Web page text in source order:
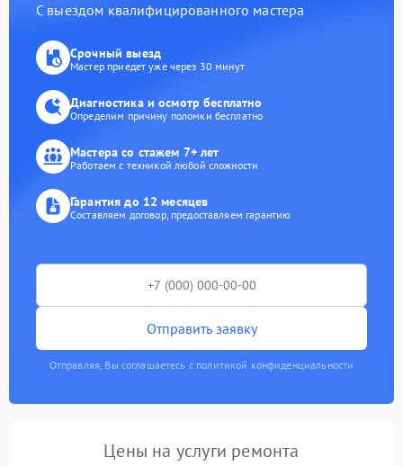
С выездом квалифицированного мастера
Срочный выезд
Мастер приедет уже через 30 минут
Диагностика и осмотр бесплатно
Определим причину поломки бесплатно
Мастера со стажем 7+ лет
Работаем с техникой любой сложности
Гарантия до 12 месяцев
Составляем договор, предоставляем гарантию
Отправить заявку
Отправляя, Вы соглашаетесь с политикой конфиденциальности
Цены на услуги ремонта